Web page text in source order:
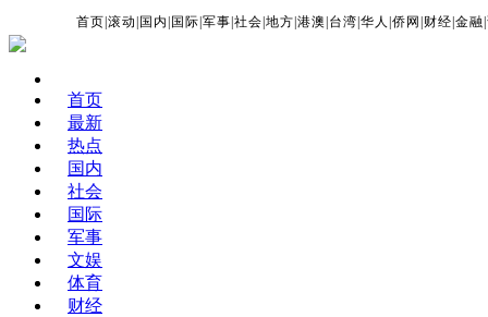
首页 |滚动 国内 国际 |军事 |社会 |地方 |港澳 台湾 |华人 |侨网 财经 |金融 |
首页
最新
热点
国内
社会
国际
军事
文娱
体育
财经